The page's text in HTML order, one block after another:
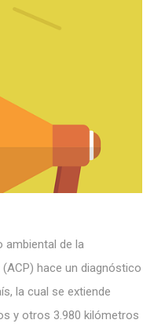
ambiental de la
hace un diagnóstico
la cual se extiende
y otros 3.980 kilómetros